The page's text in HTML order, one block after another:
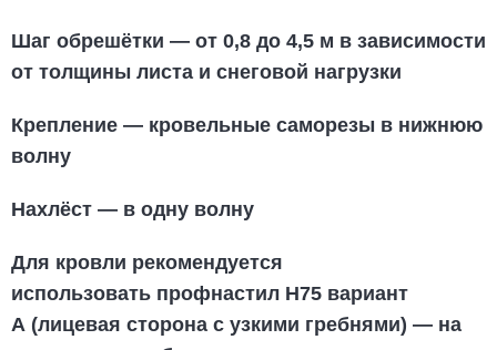
Шаг обрешётки — от 0,8 до 4,5 м в зависимости
от толщины листа и снеговой нагрузки
Крепление — кровельные саморезы в нижнюю
волну
Нахлёст — в одну волну
Для кровли рекомендуется
использовать профнастил Н75 вариант
А (лицевая сторона с узкими гребнями) — на